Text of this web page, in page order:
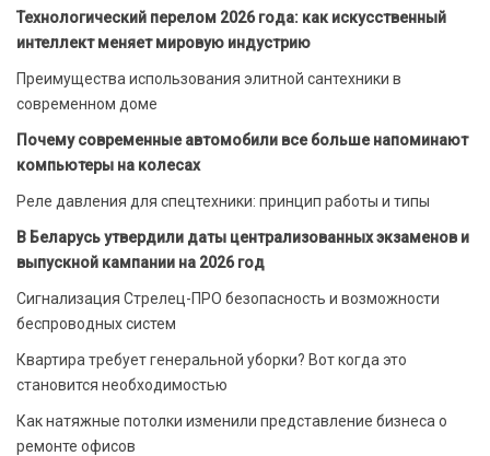
Технологический перелом 2026 года: как искусственный
интеллект меняет мировую индустрию
Преимущества использования элитной сантехники в
современном доме
Почему современные автомобили все больше напоминают
компьютеры на колесах
Реле давления для спецтехники: принцип работы и типы
В Беларусь утвердили даты централизованных экзаменов и
выпускной кампании на 2026 год
Сигнализация Стрелец-ПРО безопасность и возможности
беспроводных систем
Квартира требует генеральной уборки? Вот когда это
становится необходимостью
Как натяжные потолки изменили представление бизнеса о
ремонте офисов